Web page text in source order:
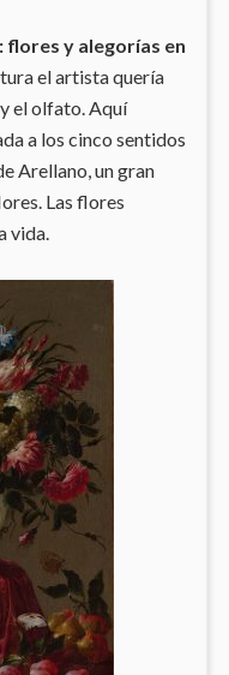
flores y alegorías en
el artista quería
el olfato. Aquí
a los cinco sentidos
Arellano, un gran
Las flores
vida.